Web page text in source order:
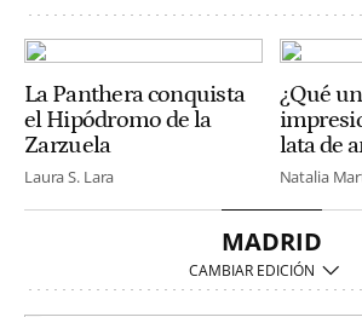
La Panthera conquista
el Hipódromo de la
Zarzuela
Laura S. Lara
¿Qué
lata de
Natalia
MADRID